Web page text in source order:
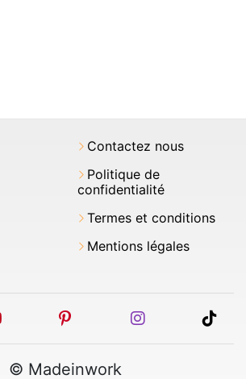
Contactez nous
Politique de
confidentialité
Termes et conditions
Mentions légales
youtube pinterest instagram
© Madeinwork